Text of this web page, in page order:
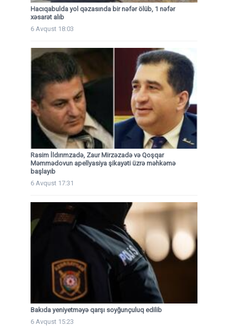
Hacıqabulda yol qəzasında bir nəfər ölüb, 1 nəfər
xəsarət alıb
6 Avqust 18:03
Rasim İldırımzadə, Zaur Mirzəzadə və Qoşqar
Məmmədovun apellyasiya şikayəti üzrə məhkəmə
başlayıb
6 Avqust 17:31
Bakıda yeniyetməyə qarşı soyğunçuluq edilib
6 Avqust 15:23